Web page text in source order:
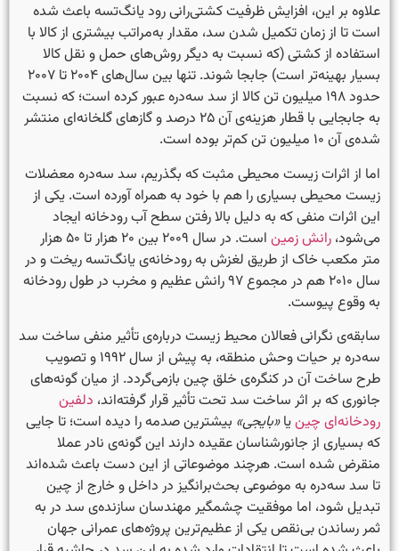
علاوه بر این، افزایش ظرفیت کشتی‌رانی رود یانگ‌تسه باعث شده
است تا از زمان تکمیل شدن سد، مقدار به‌مراتب بیشتری از کالا با
استفاده از کشتی (که نسبت به دیگر روش‌های حمل و نقل کالا
بسیار بهینه‌تر است) جابجا شوند. تنها بین سال‌های ۲۰۰۴ تا ۲۰۰۷
حدود ۱۹۸ میلیون تن کالا از سد سه‌دره عبور کرده است؛ که نسبت
به جابجایی با قطار هزینه‌ی آن ۲۵ درصد و گازهای گلخانه‌ای منتشر
شده‌ی آن ۱۰ میلیون تن کم‌تر بوده است.
اما از اثرات زیست محیطی مثبت که بگذریم، سد سه‌دره معضلات
زیست محیطی بسیاری را هم با خود به همراه آورده است. یکی از
این اثرات منفی که به دلیل بالا رفتن سطح آب رودخانه ایجاد
می‌شود، رانش زمین
است. در سال ۲۰۰۹ بین ۲۰ هزار تا ۵۰ هزار
متر مکعب خاک از طریق لغزش به رودخانه‌ی یانگ‌تسه ریخت و در
سال ۲۰۱۰ هم در مجموع ۹۷ رانش عظیم و مخرب در طول رودخانه
به وقوع پیوست.
سابقه‌ی نگرانی فعالان محیط زیست درباره‌ی تأثیر منفی ساخت سد
سه‌دره بر حیات وحش منطقه، به پیش از سال ۱۹۹۲ و تصویب
طرح ساخت آن در کنگره‌ی خلق چین بازمی‌گردد. از میان گونه‌های
جانوری که بر اثر ساخت سد تحت تأثیر قرار گرفته‌اند، دلفین
رودخانه‌‌ای چینیا«بایجی» بیشترین صدمه را دیده است؛ تا جایی
که بسیاری از جانورشناسان عقیده دارند این گونه‌ی نادر عملا
منقرض شده است. هرچند موضوعاتی از این دست باعث شده‌اند
تا سد سه‌دره به موضوعی بحث‌برانگیز در داخل و خارج از چین
تبدیل شود، اما موفقیت چشمگیر مهندسان سازنده‌ی سد در به
ثمر رساندن بی‌نقص یکی از عظیم‌ترین پروژه‌های عمرانی جهان